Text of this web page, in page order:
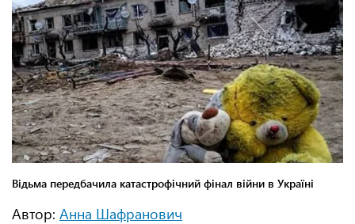
Автор: Анна Шафранович